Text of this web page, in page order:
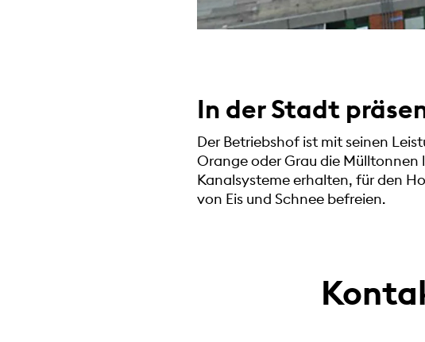
In der Stadt
Der Betriebshof ist mit seinen
Orange oder Grau die Mülltonnen
Kanalsysteme erhalten, für den
von Eis und Schnee befreien.